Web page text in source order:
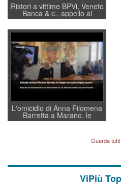
Ristori a vittime BPVi, Veneto
Banca & c., appello al
sottosegretario Alessio
Villarosa: per mettere ordine
convochi con Di Maio CNCU
a supporto della cabina di
regia al Mef
L'omicidio di Anna Filomena
Barretta a Marano, le
indagini dei carabinieri di
Lavarra: più avvincenti di
quelle di... Barbara D'UrsoGuarda
ViPiù